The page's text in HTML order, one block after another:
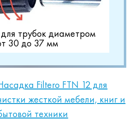
трубок диаметром
30 до 37 мм
Filtero FTN 12 для
жесткой мебели, книг и
техники